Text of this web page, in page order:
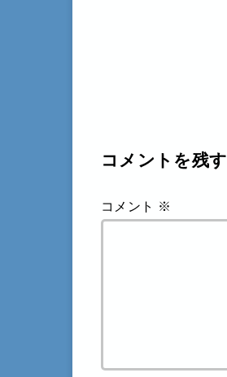
コメントを残す
コメント ※